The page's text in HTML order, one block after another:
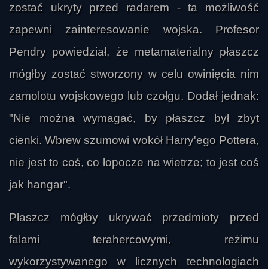
zostać ukryty przed radarem - ta możliwość
zapewni zainteresowanie wojska. Profesor
Pendry powiedział, że metamaterialny płaszcz
mógłby zostać stworzony w celu owinięcia nim
zamolotu wojskowego lub czołgu. Dodał jednak:
"Nie można wymagać, by płaszcz był zbyt
cienki. Wbrew szumowi wokół Harry'ego Pottera,
nie jest to coś, co łopocze na wietrze; to jest coś
jak hangar".
Płaszcz mógłby ukrywać przedmioty przed
falami terahercowymi, reżimu
wykorzystywanego w licznych technologiach